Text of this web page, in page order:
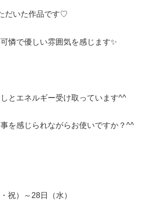
だいた作品です♡
憐で優しい雰囲気を感じます✨
とエネルギー受け取っています^^
を感じられながらお使いですか？^^
祝）～28日（水）